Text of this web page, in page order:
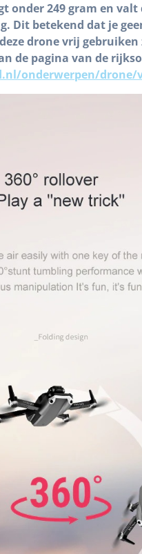
onder 249 gram en
Dit betekend dat je
drone vrij
de pagina van de
onderwerpen/drone/